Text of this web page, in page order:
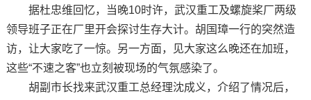
据杜忠维回忆，当晚10时许，武汉重工及螺旋桨厂两级
领导班子正在厂里开会探讨生存大计。胡国璋一行的突然造
访，让大家吃了一惊。另一方面，见大家这么晚还在加班，
这些“不速之客”也立刻被现场的气氛感染了。
胡副市长找来武汉重工总经理沈成义，介绍了情况后，